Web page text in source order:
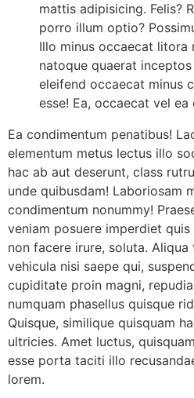
mattis adipisicing. Felis?
porro illum optio?
Illo minus occaecat litora
natoque quaerat
eleifend occaecat minus
esse! Ea, occaecat vel ea
Ea condimentum penatibus!
elementum metus lectus illo
hac ab aut deserunt, class
unde quibusdam! Laboriosam
condimentum nonummy!
veniam posuere imperdiet
non facere irure, soluta.
vehicula nisi saepe qui,
cupiditate proin magni,
numquam phasellus quisque
Quisque, similique quisquam
ultricies. Amet luctus,
esse porta taciti illo
lorem.